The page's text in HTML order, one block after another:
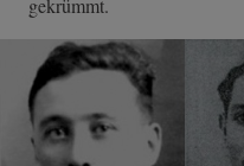
gekrümmt.